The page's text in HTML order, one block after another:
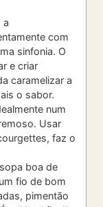
a
com
sinfonia. O
e criar
caramelizar a
o sabor.
num
Usar
faz o
boa de
fio de bom
pimentão